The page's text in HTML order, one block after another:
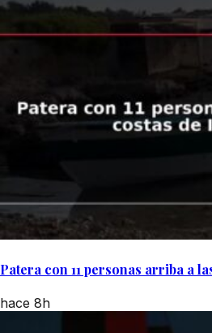
Patera con 11 personas arriba a
hace 8h